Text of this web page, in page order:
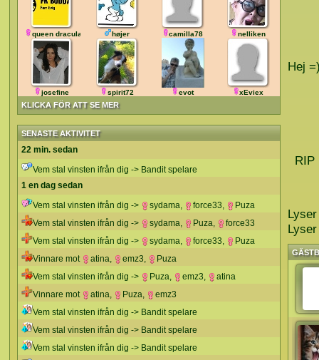
KLICKA FÖR ATT SE MER
queen dracula højer camilla78 nelliken
josefine spirit72 evot xEviex
SENASTE AKTIVITET
22 min. sedan
Vem stal vinsten ifrån dig -> Bandit spelare
1 en dag sedan
Vem stal vinsten ifrån dig ->
sydama, force33,
Puza
Vem stal vinsten ifrån dig ->
sydama, Puza,
force33
Vem stal vinsten ifrån dig ->
sydama, force33,
Puza
Vinnare mot
atina, emz3,
Puza
Vem stal vinsten ifrån dig ->
Puza, emz3,
atina
Vinnare mot
atina, Puza,
emz3
Vem stal vinsten ifrån dig -> Bandit spelare
Vem stal vinsten ifrån dig -> Bandit spelare
Vem stal vinsten ifrån dig -> Bandit spelare
Hej